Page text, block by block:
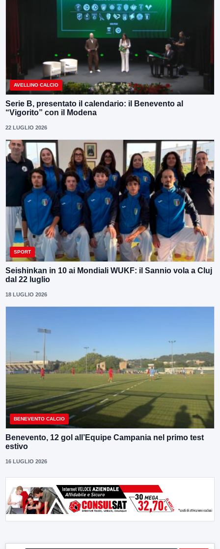
AVELLINO CALCIO
Serie B, presentato il calendario: il Benevento al
“Vigorito” con il Modena
22 LUGLIO 2026
SPORT
Seishinkan in 10 ai Mondiali WUKF: il Sannio vola a Cluj
dal 22 luglio
18 LUGLIO 2026
BENEVENTO CALCIO
Benevento, 12 gol all’Equipe Campania nel primo test
estivo
16 LUGLIO 2026